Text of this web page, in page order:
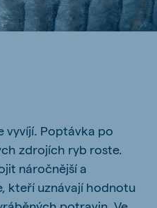
vyvíjí. Poptávka po
zdrojích ryb roste.
náročnější a
kteří uznávají hodnotu